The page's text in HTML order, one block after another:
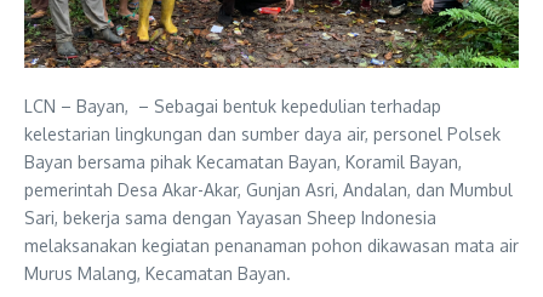
LCN – Bayan, – Sebagai bentuk kepedulian terhadap
kelestarian lingkungan dan sumber daya air, personel Polsek
Bayan bersama pihak Kecamatan Bayan, Koramil Bayan,
pemerintah Desa Akar-Akar, Gunjan Asri, Andalan, dan Mumbul
Sari, bekerja sama dengan Yayasan Sheep Indonesia
melaksanakan kegiatan penanaman pohon dikawasan mata air
Murus Malang, Kecamatan Bayan.